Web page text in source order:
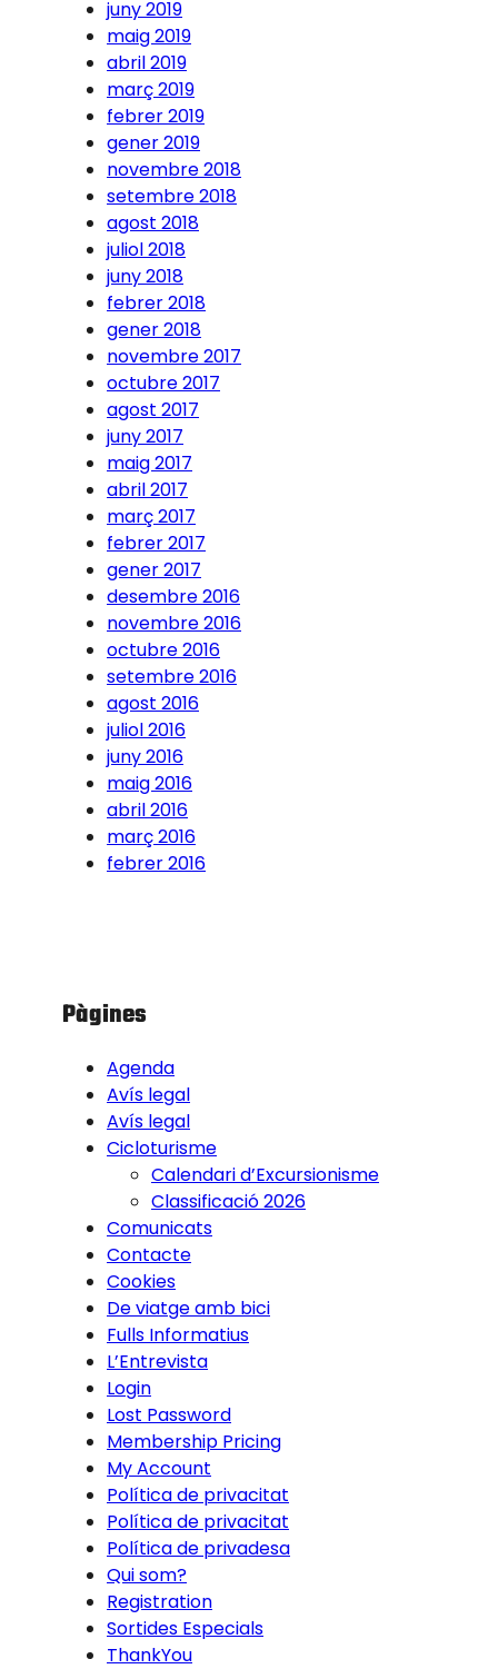
juny 2019
maig 2019
abril 2019
març 2019
febrer 2019
gener 2019
novembre 2018
setembre 2018
agost 2018
juliol 2018
juny 2018
febrer 2018
gener 2018
novembre 2017
octubre 2017
agost 2017
juny 2017
maig 2017
abril 2017
març 2017
febrer 2017
gener 2017
desembre 2016
novembre 2016
octubre 2016
setembre 2016
agost 2016
juliol 2016
juny 2016
maig 2016
abril 2016
març 2016
febrer 2016
Pàgines
Agenda
Avís legal
Avís legal
Cicloturisme
Calendari d’Excursionisme
Classificació 2026
Comunicats
Contacte
Cookies
De viatge amb bici
Fulls Informatius
L’Entrevista
Login
Lost Password
Membership Pricing
My Account
Política de privacitat
Política de privacitat
Política de privadesa
Qui som?
Registration
Sortides Especials
ThankYou